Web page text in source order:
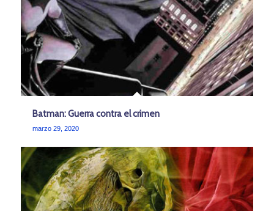
Batman: Guerra contra el crimen
marzo 29, 2020